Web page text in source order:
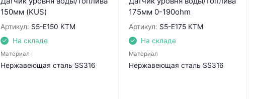
150мм (KUS)
Артикул: S5-E150 KTM
На складе
Материал
Нержавеющая сталь SS316
175мм 0-190ohm
Артикул: S5-E175 KTM
На складе
Материал
Нержавеющая сталь SS316